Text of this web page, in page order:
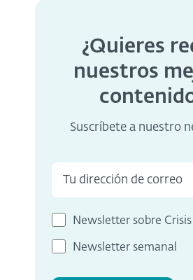
¿Quieres
nuestros
Suscríbete a nuestro
Newsletter sobre
Newsletter semanal